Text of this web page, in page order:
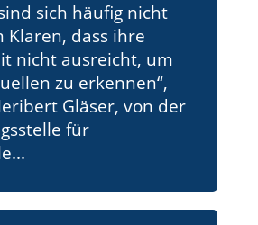
sich häufig nicht
Klaren, dass ihre
nicht ausreicht, um
zu erkennen“,
Gläser, von der
für